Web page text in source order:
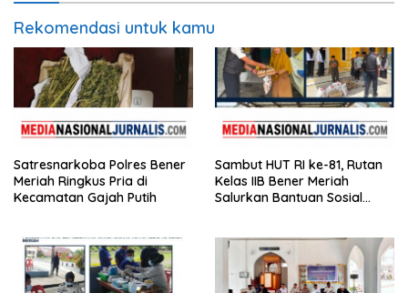
Rekomendasi untuk kamu
Satresnarkoba Polres Bener
Meriah Ringkus Pria di
Kecamatan Gajah Putih
Sambut HUT RI ke-81, Rutan
Kelas IIB Bener Meriah
Salurkan Bantuan Sosial